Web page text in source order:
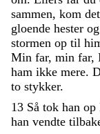
sammen, kom det
gloende hester og
stormen op til
Min far, min far,
ham ikke mere.
to stykker.
13 Så tok han op
han vendte